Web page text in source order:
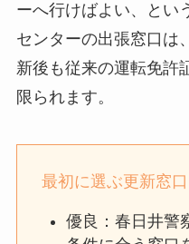
ーへ行けばよい、とい
センターの出張窓口は
新後も従来の運転免許
限られます。
最初に選ぶ更新窓口
優良：春日井警